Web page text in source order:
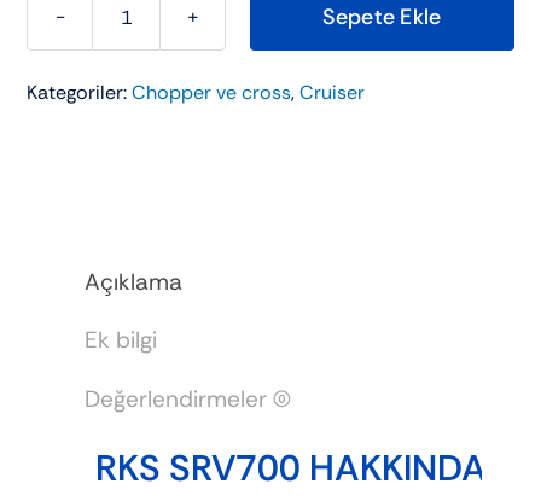
RKS
adet
Sepete Ekle
Kategoriler:Chopper ve cross,Cruiser
Açıklama
Ek bilgi
Değerlendirmeler (0)
RKS SRV700 HAKKINDA